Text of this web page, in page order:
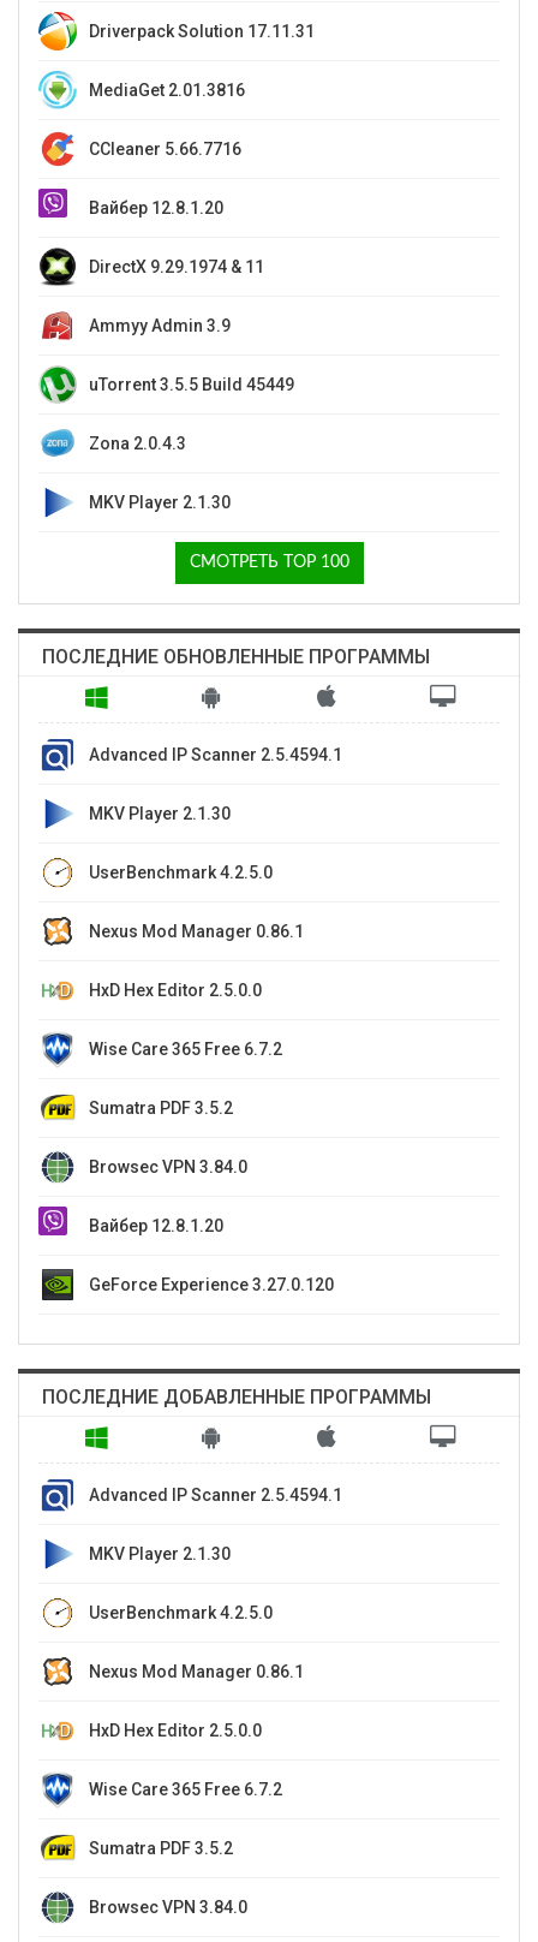
Driverpack Solution 17.11.31
MediaGet 2.01.3816
CCleaner 5.66.7716
Вайбер 12.8.1.20
DirectX 9.29.1974 & 11
Ammyy Admin 3.9
uTorrent 3.5.5 Build 45449
Zona 2.0.4.3
MKV Player 2.1.30
СМОТРЕТЬ ТОP 100
ПОСЛЕДНИЕ ОБНОВЛЕННЫЕ ПРОГРАММЫ
Advanced IP Scanner 2.5.4594.1
MKV Player 2.1.30
UserBenchmark 4.2.5.0
Nexus Mod Manager 0.86.1
HxD Hex Editor 2.5.0.0
Wise Care 365 Free 6.7.2
Sumatra PDF 3.5.2
Browsec VPN 3.84.0
Вайбер 12.8.1.20
GeForce Experience 3.27.0.120
ПОСЛЕДНИЕ ДОБАВЛЕННЫЕ ПРОГРАММЫ
Advanced IP Scanner 2.5.4594.1
MKV Player 2.1.30
UserBenchmark 4.2.5.0
Nexus Mod Manager 0.86.1
HxD Hex Editor 2.5.0.0
Wise Care 365 Free 6.7.2
Sumatra PDF 3.5.2
Browsec VPN 3.84.0